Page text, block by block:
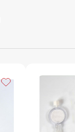
epidurale
Toevoegen aan mijn